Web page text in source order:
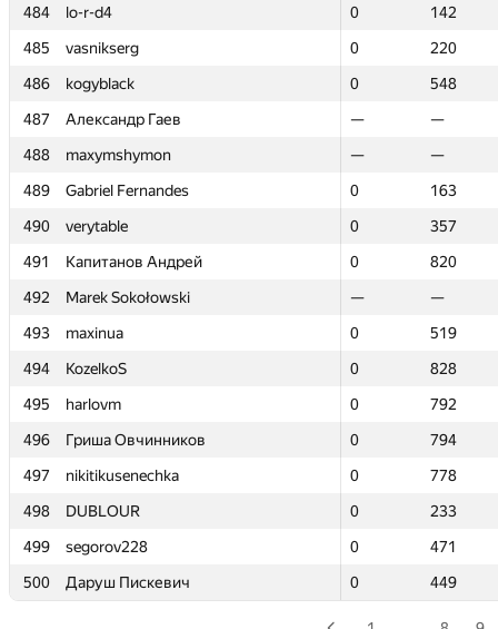
484
lo-r-d4 0
142
485
vasnikserg 0
220
486
kogyblack 0
548
487
Александр Гаев —
—
488
maxymshymon —
—
489
Gabriel Fernandes 0
163
490
verytable 0
357
491
Капитанов Андрей 0
820
492
Marek Sokołowski —
—
493
maxinua 0
519
494
KozelkoS 0
828
495
harlovm 0
792
496
Гриша Овчинников 0
794
497
nikitikusenechka 0
778
498
DUBLOUR 0
233
499
segorov228 0
471
500
Даруш Пискевич 0 449
484
lo-r-d4 0
142
485
vasnikserg 0
220
486
kogyblack 0
548
487
Александр Гаев —
—
488
maxymshymon —
—
489
Gabriel Fernandes 0
163
490
verytable 0
357
491
Капитанов Андрей 0
820
492
Marek Sokołowski —
—
493
maxinua 0
519
494
KozelkoS 0
828
495
harlovm 0
792
496
Гриша Овчинников 0
794
497
nikitikusenechka 0
778
498
DUBLOUR 0
233
499
segorov228 0
471
500
Даруш Пискевич 0 449